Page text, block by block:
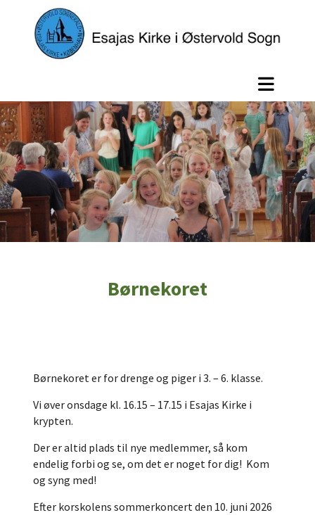
Børnekoret
Børnekoret er for drenge og piger i 3. – 6. klasse.
Vi øver onsdage kl. 16.15 – 17.15 i Esajas Kirke i
krypten.
Der er altid plads til nye medlemmer, så kom
endelig forbi og se, om det er noget for dig! ​ Kom
og syng med!
Efter korskolens sommerkoncert den 10. juni 2026